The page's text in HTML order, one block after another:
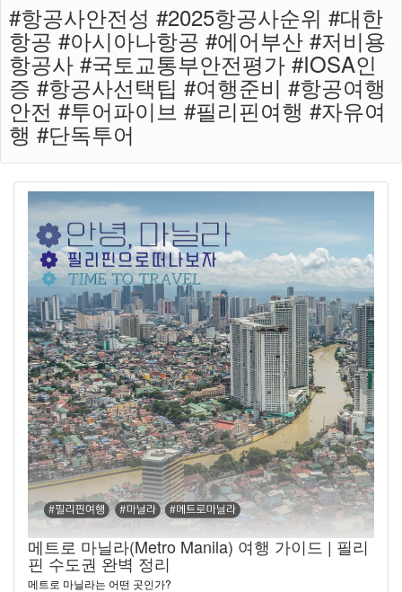
#항공사안전성 #2025항공사순위 #대한
항공 #아시아나항공 #에어부산 #저비용
항공사 #국토교통부안전평가 #IOSA인
증 #항공사선택팁 #여행준비 #항공여행
안전 #투어파이브 #필리핀여행 #자유여
행 #단독투어
메트로 마닐라(Metro Manila) 여행 가이드 | 필리
핀 수도권 완벽 정리
메트로 마닐라는 어떤 곳인가?